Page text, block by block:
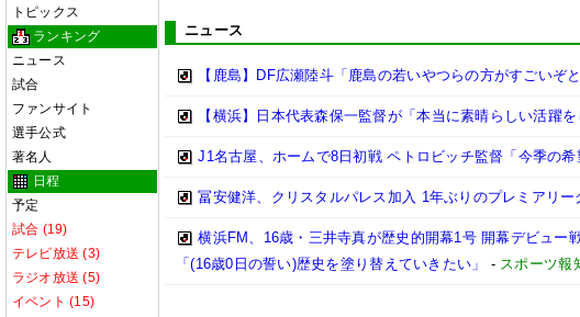
トピックス
ランキング
ニュース
試合
ファンサイト
選手公式
著名人
日程
予定
試合 (19)
テレビ放送 (3)
ラジオ放送 (5)
イベント (15)
ニュース
【鹿島】DF広瀬陸斗「鹿島の若いやつらの方がすごいぞ
【横浜】日本代表森保一監督が「本当に素晴らしい活躍
J1名古屋、ホームで8日初戦 ペトロビッチ監督「今季の希
冨安健洋、クリスタルパレス加入 1年ぶりのプレミアリー
横浜FM、16歳・三井寺真が歴史的開幕1号 開幕デビュ
「(16歳0日の誓い)歴史を塗り替えていきたい」
- スポーツ報